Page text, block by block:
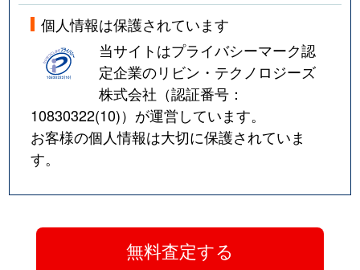
個人情報は保護されています
当サイトはプライバシーマーク認
定企業のリビン・テクノロジーズ
株式会社（認証番号：
10830322(10)）が運営しています。
お客様の個人情報は大切に保護されていま
す。